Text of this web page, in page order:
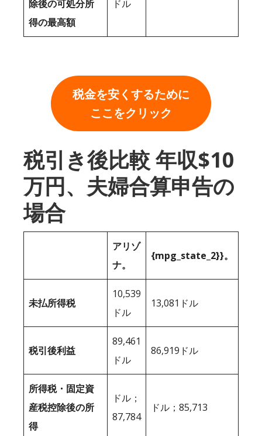
除後の可処分所
得の最高額
ドル
税金を安くするために
ここをクリック
税引き後比較 年収$10
万円、夫婦合算申告の
場合
アリゾ
ナ。
{mpg_state_2}}。
未払所得税
10,539
ドル
13,081ドル
税引後利益
89,461
ドル
86,919ドル
所得税・固定資
産税控除後の所
得
ドル；
87,784
ドル；85,713